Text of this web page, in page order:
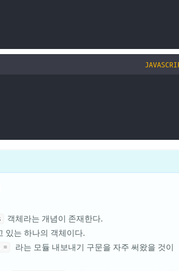
객체라는 개념이 존재한다.
있는 하나의 객체이다.
=
라는 모듈 내보내기 구문을 자주 써왔을 것이